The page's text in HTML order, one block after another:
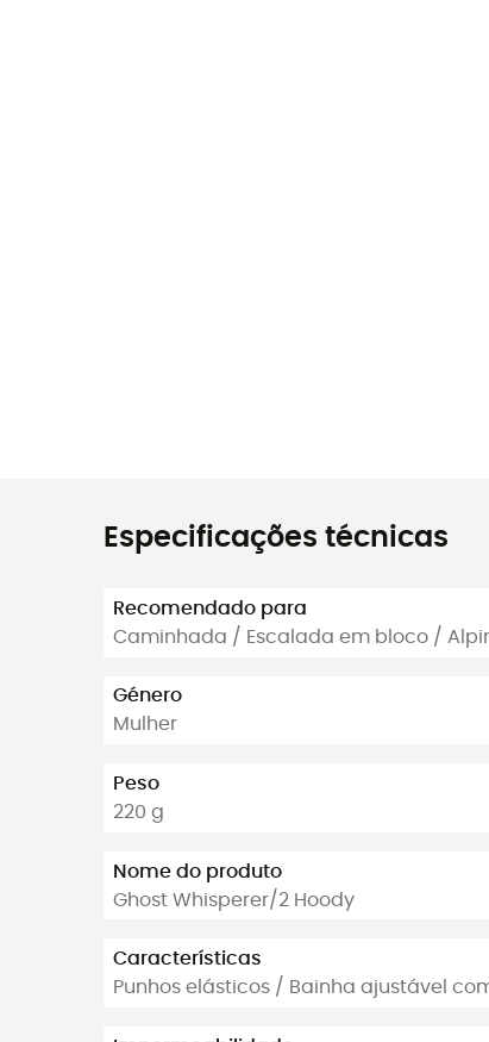
Especificações técnicas
Recomendado para
Caminhada / Escalada em bloco /
Género
Mulher
Peso
220 g
Nome do produto
Ghost Whisperer/2 Hoody
Características
Punhos elásticos / Bainha ajustável